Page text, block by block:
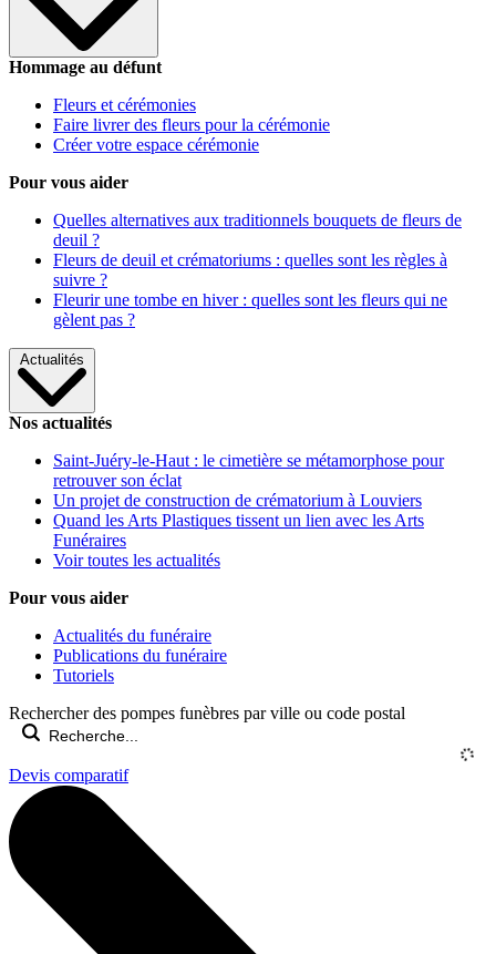
Hommage au défunt
Fleurs et cérémonies
Faire livrer des fleurs pour la cérémonie
Créer votre espace cérémonie
Pour vous aider
Quelles alternatives aux traditionnels bouquets de fleurs de
deuil ?
Fleurs de deuil et crématoriums : quelles sont les règles à
suivre ?
Fleurir une tombe en hiver : quelles sont les fleurs qui ne
gèlent pas ?
Actualités
Nos actualités
Saint-Juéry-le-Haut : le cimetière se métamorphose pour
retrouver son éclat
Un projet de construction de crématorium à Louviers
Quand les Arts Plastiques tissent un lien avec les Arts
Funéraires
Voir toutes les actualités
Pour vous aider
Actualités du funéraire
Publications du funéraire
Tutoriels
Rechercher des pompes funèbres par ville ou code postal
Devis comparatif